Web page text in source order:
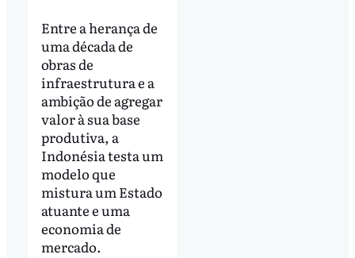
Entre a herança de
uma década de
obras de
infraestrutura e a
ambição de agregar
valor à sua base
produtiva, a
Indonésia testa um
modelo que
mistura um Estado
atuante e uma
economia de
mercado.